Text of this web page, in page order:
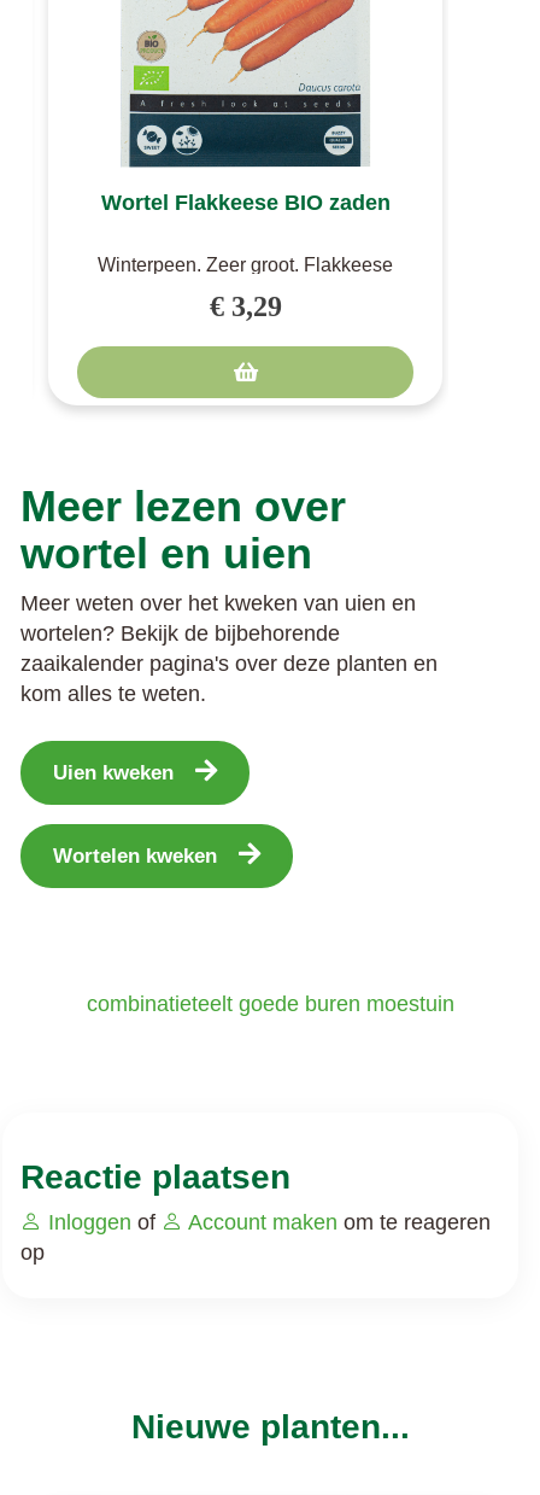
Wortel Flakkeese BIO zaden
Winterpeen. Zeer groot. Flakkeese
wortele..
€ 3,29
Meer lezen over
wortel en uien
Meer weten over het kweken van uien en
wortelen? Bekijk de bijbehorende
zaaikalender pagina's over deze planten en
kom alles te weten.
Uien kweken
Wortelen kweken
combinatieteelt goede buren moestuin
Reactie plaatsen
Inloggen of Account maken om te reageren
op
Nieuwe planten...